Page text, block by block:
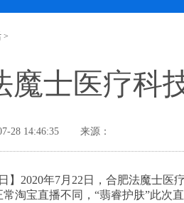
>
魔士医疗科
28 14:46:35 来源：
日】2020年7月22日，合肥法魔士
淘宝直播不同，“翡睿护肤”此次